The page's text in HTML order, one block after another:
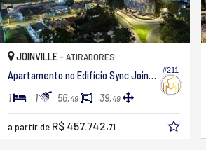
#211
JOINVILLE - ATIRADORES
Apartamento no Edifício Sync Joinville
1 1 56,49 39,49
a partir de R$ 457.742,71